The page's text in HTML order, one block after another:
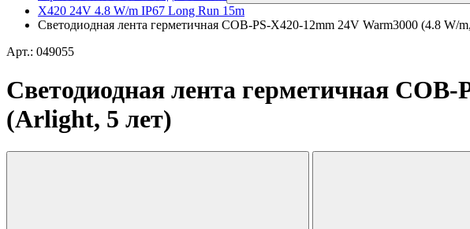
X420 24V 4.8 W/m IP67 Long Run 15m
Светодиодная лента герметичная COB-PS-X420-12mm 24V Warm3000 (4.8 W/
Арт.: 049055
Светодиодная лента герметичная
(Arlight, 5 лет)